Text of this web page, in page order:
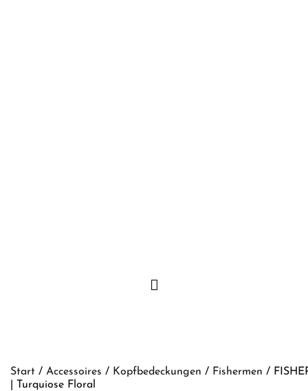
Start / Accessoires / Kopfbedeckungen / Fishermen /
| Turquiose Floral